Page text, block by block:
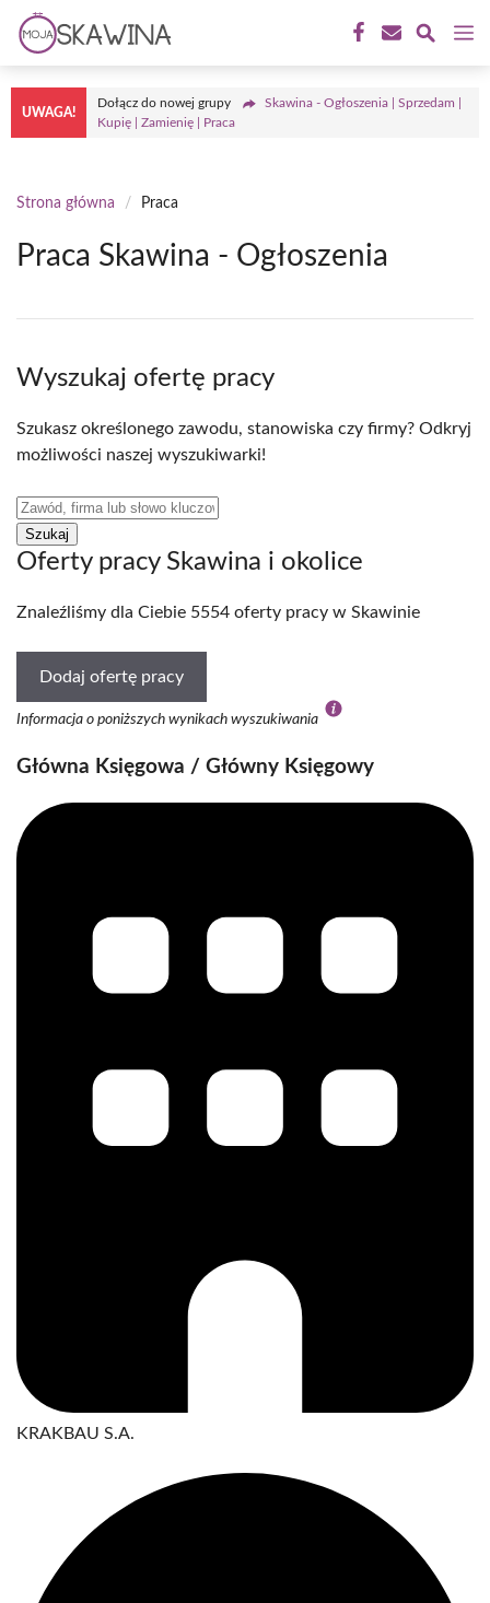
Przejdź
treści
UWAGA!
Dołącz do nowej grupy
Skawina - Ogłoszenia | Sprzedam |
Kupię | Zamienię | Praca
Strona główna / Praca
Praca Skawina - Ogłoszenia
Wyszukaj ofertę pracy
Szukasz określonego zawodu, stanowiska czy firmy? Odkryj
możliwości naszej wyszukiwarki!
Oferty pracy Skawina i okolice
Znaleźliśmy dla Ciebie 5554 oferty pracy w Skawinie
Dodaj ofertę pracy
Informacja o poniższych wynikach wyszukiwania
Główna Księgowa / Główny Księgowy
KRAKBAU S.A.